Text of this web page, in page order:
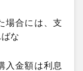
場合には、支
な
入金額は利息